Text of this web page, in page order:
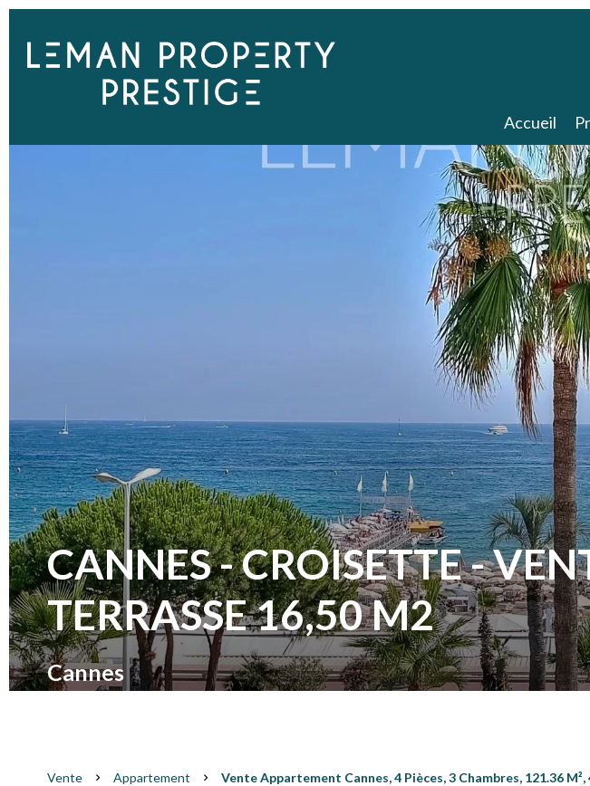
Accueil
CANNES - CROISETTE -
TERRASSE 16,50 M2
Cannes
Vente Appartement Vente Appartement Cannes, 4 Pièces, 3 Chambres, 121.36 M²,